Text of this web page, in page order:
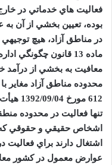
فعاليت هاي خدماتي در
بوده، تعيين بخشي از آن
در مناطق آزاد، هيچ توجيهي
ماده 13 قانون چگونگي
معافيت به بخشي از درآمد
محدوده مناطق آزاد مغاير
612 مورخ 1392/09/04
تنها فعاليت در محدوده
اشخاص حقيقي و حقوقي که
اشتغال دارند براي
عوارض معمول در کشور